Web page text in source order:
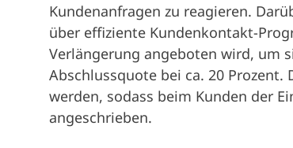
Kundenanfragen zu reagieren.
über effiziente Kundenkontakt-
Verlängerung angeboten wird, um
Abschlussquote bei ca. 20
werden, sodass beim Kunden der
angeschrieben.